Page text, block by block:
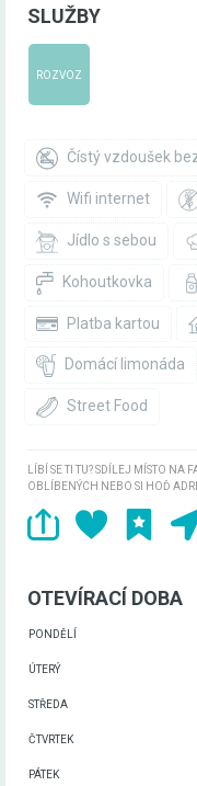
SLUŽBY
ROZVOZ
Čístý vzdoušek
Wifi internet
Jídlo s sebou
Kohoutkovka
Platba kartou
Domácí limonáda
Street Food
LÍBÍ SE TI TU? SDÍLEJ MÍSTO NA
OBLÍBENÝCH NEBO SI HOĎ
OTEVÍRACÍ DOBA
PONDĚLÍ
ÚTERÝ
STŘEDA
ČTVRTEK
PÁTEK